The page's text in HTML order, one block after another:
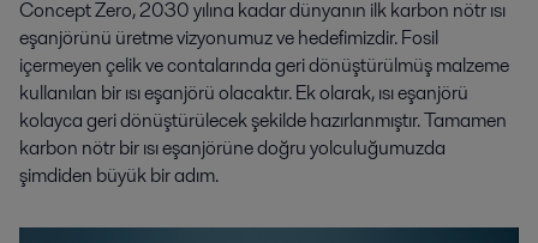
Concept Zero, 2030 yılına kadar dünyanın ilk karbon nötr ısı
eşanjörünü üretme vizyonumuz ve hedefimizdir. Fosil
içermeyen çelik ve contalarında geri dönüştürülmüş malzeme
kullanılan bir ısı eşanjörü olacaktır. Ek olarak, ısı eşanjörü
kolayca geri dönüştürülecek şekilde hazırlanmıştır. Tamamen
karbon nötr bir ısı eşanjörüne doğru yolculuğumuzda
şimdiden büyük bir adım.